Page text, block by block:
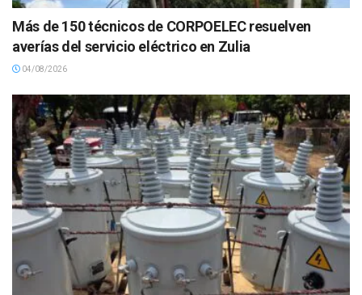
Más de 150 técnicos de CORPOELEC resuelven
averías del servicio eléctrico en Zulia
04/08/2026